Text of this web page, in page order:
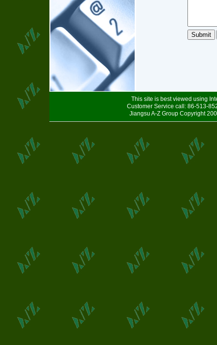
This site is best viewed using
Customer Service call: 86-513-
Jiangsu A-Z Group Copyright